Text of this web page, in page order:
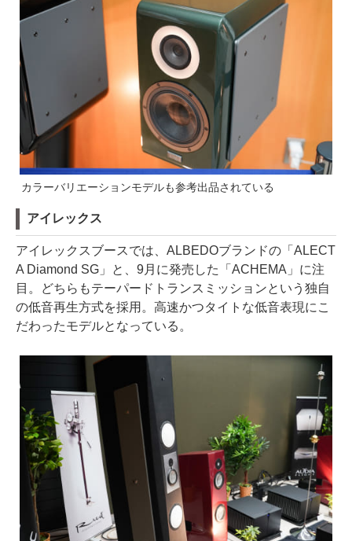
カラーバリエーションモデルも参考出品されている
アイレックス
アイレックスブースでは、ALBEDOブランドの「ALECT
A Diamond SG」と、9月に発売した「ACHEMA」に注
目。どちらもテーパードトランスミッションという独自
の低音再生方式を採用。高速かつタイトな低音表現にこ
だわったモデルとなっている。